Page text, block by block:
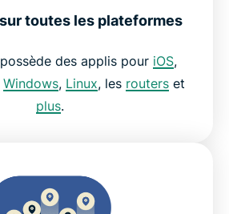
toutes les plateformes
des applis pour iOS,
Windows, Linux, les routerset
plus.